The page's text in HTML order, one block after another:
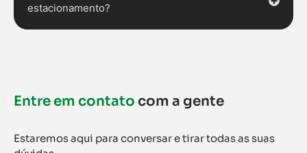
estacionamento?
Entre em contato com a gente
Estaremos aqui para conversar e tirar todas as suas